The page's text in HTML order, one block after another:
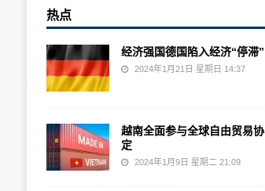
热点
经济强国德国陷入经济“停滞”
2024年1月21日 星期日 14:37
越南全面参与全球自由贸易协
定
2024年1月9日 星期二 21:09